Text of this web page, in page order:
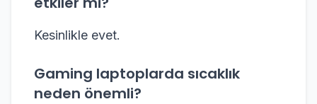
Kesinlikle evet.
Gaming laptoplarda sıcaklık
neden önemli?